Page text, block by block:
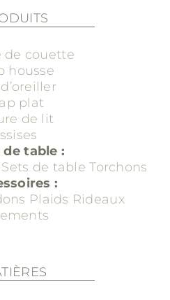
de couette
housse
plat
de lit
de table :
Sets de table Torchons
:
Plaids Rideaux